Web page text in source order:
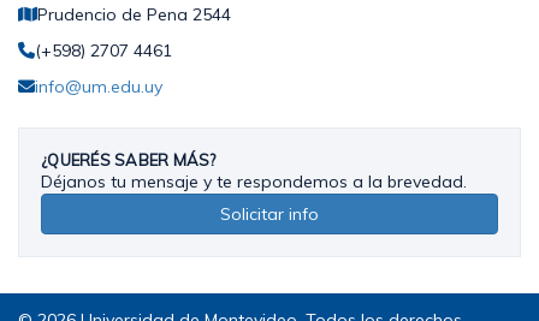
Prudencio de Pena 2544
(+598) 2707 4461
info@um.edu.uy
¿QUERÉS SABER MÁS?
Déjanos tu mensaje y te respondemos a la brevedad.
Solicitar info